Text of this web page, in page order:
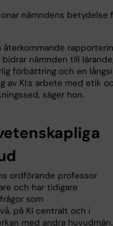
nämndens betydelse
återkommande
nämnden till lärande,
förbättring och en
av KI:s arbete med etik
säger hon.
ordförande professor
och har tidigare
som
på KI centralt och i
med andra huvudmän.